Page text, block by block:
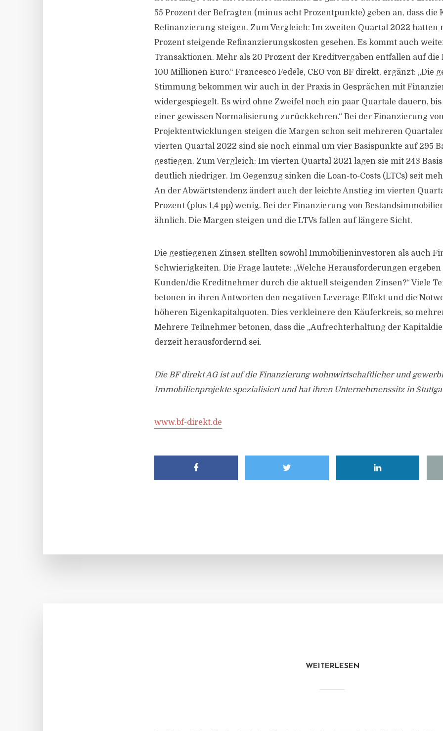
55 Prozent der Befragten (minus acht Prozentpunkte) geben an, dass die
Refinanzierung steigen. Zum Vergleich: Im zweiten Quartal 2022 hatten
Prozent steigende Refinanzierungskosten gesehen. Es kommt auch
Transaktionen. Mehr als 20 Prozent der Kreditvergaben entfallen auf die
100 Millionen Euro.“ Francesco Fedele, CEO von BF direkt, ergänzt: „Die
Stimmung bekommen wir auch in der Praxis in Gesprächen mit
widergespiegelt. Es wird ohne Zweifel noch ein paar Quartale dauern,
einer gewissen Normalisierung zurückkehren.“ Bei der Finanzierung
Projektentwicklungen steigen die Margen schon seit mehreren
vierten Quartal 2022 sind sie noch einmal um vier Basispunkte auf 295
gestiegen. Zum Vergleich: Im vierten Quartal 2021 lagen sie mit 243
deutlich niedriger. Im Gegenzug sinken die Loan-to-Costs (LTCs) seit
An der Abwärtstendenz ändert auch der leichte Anstieg im vierten
Prozent (plus 1,4 pp) wenig. Bei der Finanzierung von
ähnlich. Die Margen steigen und die LTVs fallen auf längere Sicht.
Die gestiegenen Zinsen stellten sowohl Immobilieninvestoren als auch
Schwierigkeiten. Die Frage lautete: „Welche Herausforderungen
Kunden/die Kreditnehmer durch die aktuell steigenden Zinsen?“ Viele
betonen in ihren Antworten den negativen Leverage-Effekt und die
höheren Eigenkapitalquoten. Dies verkleinere den Käuferkreis, so
Mehrere Teilnehmer betonen, dass die „Aufrechterhaltung der
derzeit herausfordernd sei.
Die BF direkt AG ist auf die Finanzierung wohnwirtschaftlicher und
Immobilienprojekte spezialisiert und hat ihren Unternehmenssitz in
www.bf-direkt.de
WEITERLESEN